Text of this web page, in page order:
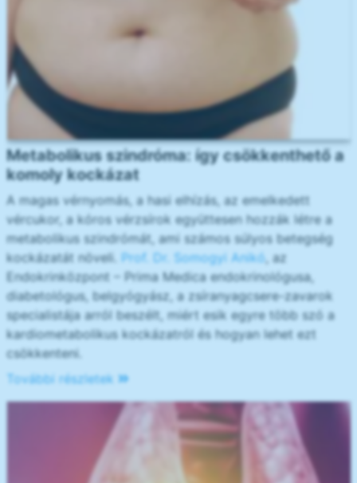
Metabolikus szindróma: így csökkenthető a
komoly kockázat
A magas vérnyomás, a hasi elhízás, az emelkedett
vércukor, a kóros vérzsírok együttesen hozzák létre a
metabolikus szindrómát, ami számos súlyos betegség
kockázatát növeli. Prof. Dr. Somogyi Anikó , az
Endokrinközpont – Prima Medica endokrinológusa,
diabetológus, belgyógyász, a zsíranyagcsere-zavarok
specialistája arról beszélt, miért esik egyre több szó a
kardiometabolikus kockázatról és hogyan lehet ezt
csökkenteni.
További részletek